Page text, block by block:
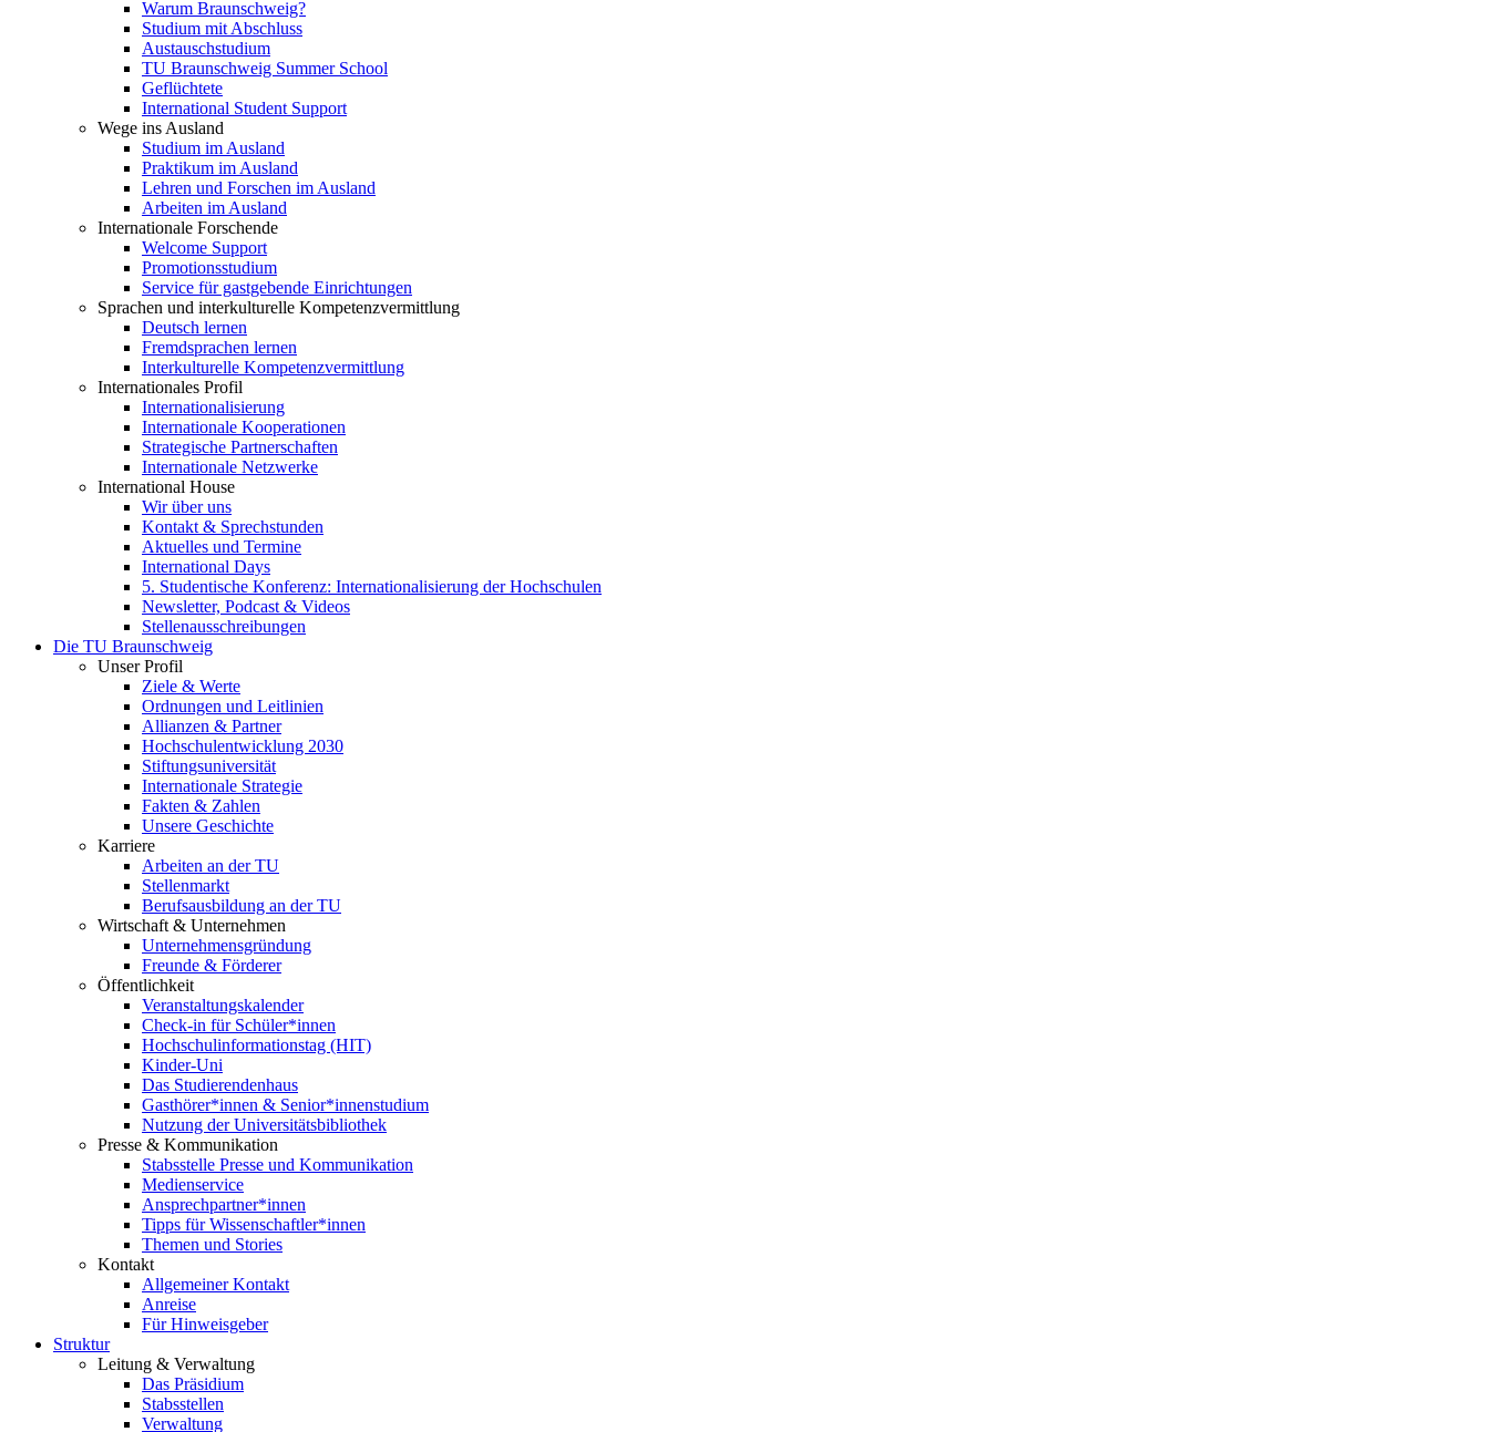
Warum Braunschweig?
Studium mit Abschluss
Austauschstudium
TU Braunschweig Summer School
Geflüchtete
International Student Support
Wege ins Ausland
Studium im Ausland
Praktikum im Ausland
Lehren und Forschen im Ausland
Arbeiten im Ausland
Internationale Forschende
Welcome Support
Promotionsstudium
Service für gastgebende Einrichtungen
Sprachen und interkulturelle Kompetenzvermittlung
Deutsch lernen
Fremdsprachen lernen
Interkulturelle Kompetenzvermittlung
Internationales Profil
Internationalisierung
Internationale Kooperationen
Strategische Partnerschaften
Internationale Netzwerke
International House
Wir über uns
Kontakt & Sprechstunden
Aktuelles und Termine
International Days
5. Studentische Konferenz: Internationalisierung der Hochschulen
Newsletter, Podcast & Videos
Stellenausschreibungen
Die TU Braunschweig
Unser Profil
Ziele & Werte
Ordnungen und Leitlinien
Allianzen & Partner
Hochschulentwicklung 2030
Stiftungsuniversität
Internationale Strategie
Fakten & Zahlen
Unsere Geschichte
Karriere
Arbeiten an der TU
Stellenmarkt
Berufsausbildung an der TU
Wirtschaft & Unternehmen
Unternehmensgründung
Freunde & Förderer
Öffentlichkeit
Veranstaltungskalender
Check-in für Schüler*innen
Hochschulinformationstag (HIT)
Kinder-Uni
Das Studierendenhaus
Gasthörer*innen & Senior*innenstudium
Nutzung der Universitätsbibliothek
Presse & Kommunikation
Stabsstelle Presse und Kommunikation
Medienservice
Ansprechpartner*innen
Tipps für Wissenschaftler*innen
Themen und Stories
Kontakt
Allgemeiner Kontakt
Anreise
Für Hinweisgeber
Struktur
Leitung & Verwaltung
Das Präsidium
Stabsstellen
Verwaltung